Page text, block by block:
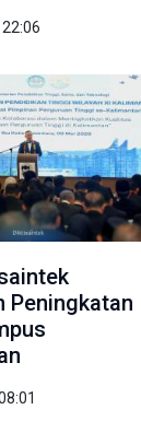
Peningkatan